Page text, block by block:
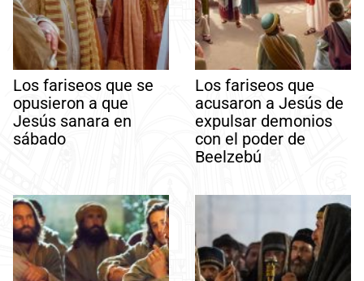
Los fariseos que se
opusieron a que
Jesús sanara en
sábado
Los fariseos que
acusaron a Jesús de
expulsar demonios
con el poder de
Beelzebú